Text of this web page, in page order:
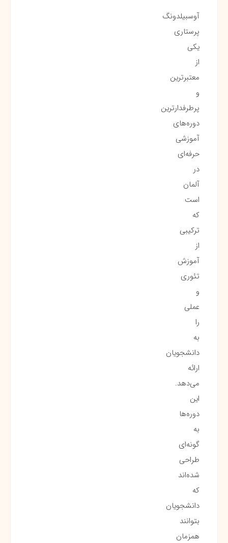
آوسبیلدونگ
پرستاری
یکی
از
معتبرترین
و
پرطرفدارترین
دوره‌های
آموزشی
حرفه‌ای
در
آلمان
است
که
ترکیبی
از
آموزش
تئوری
و
عملی
را
به
دانشجویان
ارائه
می‌دهد.
این
دوره‌ها
به
گونه‌ای
طراحی
شده‌اند
که
دانشجویان
بتوانند
همزمان